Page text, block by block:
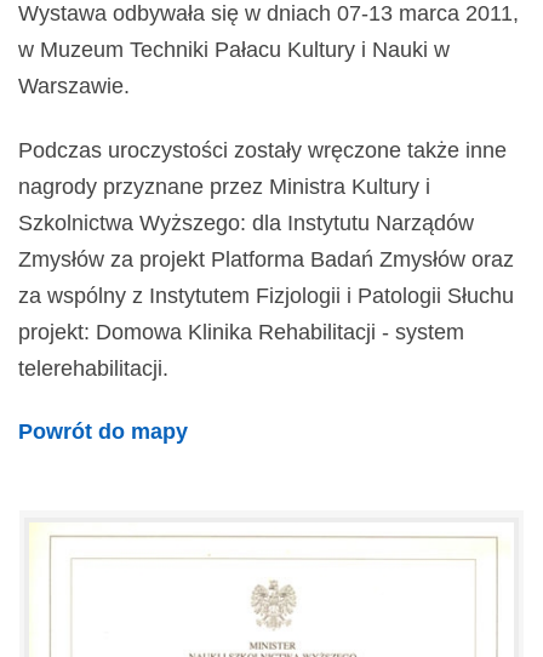
Wystawa odbywała się w dniach 07-13 marca 2011,
w Muzeum Techniki Pałacu Kultury i Nauki w
Warszawie.
Podczas uroczystości zostały wręczone także inne
nagrody przyznane przez Ministra Kultury i
Szkolnictwa Wyższego: dla Instytutu Narządów
Zmysłów za projekt Platforma Badań Zmysłów oraz
za wspólny z Instytutem Fizjologii i Patologii Słuchu
projekt: Domowa Klinika Rehabilitacji - system
telerehabilitacji.
Powrót do mapy